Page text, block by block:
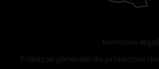
Mentions
Politique générale de protection